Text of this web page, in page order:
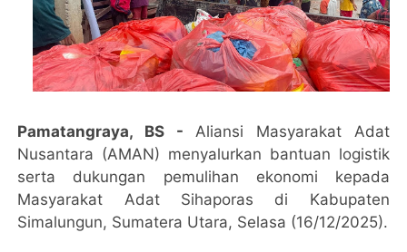
Pamatangraya, BS - Aliansi Masyarakat Adat
Nusantara (AMAN) menyalurkan bantuan logistik
serta dukungan pemulihan ekonomi kepada
Masyarakat Adat Sihaporas di Kabupaten
Simalungun, Sumatera Utara, Selasa (16/12/2025).